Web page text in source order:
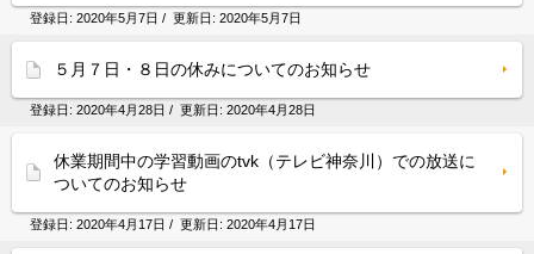
登録日: 2020年5月7日 / 更新日: 2020年5月7日
５月７日・８日の休みについてのお知らせ
登録日: 2020年4月28日 / 更新日: 2020年4月28日
休業期間中の学習動画のtvk（テレビ神奈川）での放送に
ついてのお知らせ
登録日: 2020年4月17日 / 更新日: 2020年4月17日